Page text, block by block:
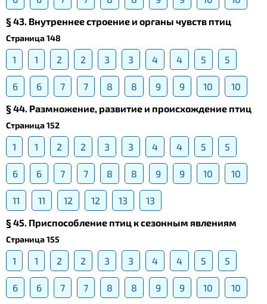
§ 43. Внутреннее строение и органы чувств птиц
Страница 148
1 1 2 2 3 3 4 4 5 5
6 6 7 7 8 8 9 9 10
10
§ 44. Размножение, развитие и происхождение птиц
Страница 152
1 1 2 2 3 3 4 4 5 5
6 6 7 7 8 8 9 9 10 10
11 11 12 12 13
13
§ 45. Приспособление птиц к сезонным явлениям
Страница 155
1 1 2 2 3 3 4 4 5 5
6 6 7 7 8 8 9 9 10 10